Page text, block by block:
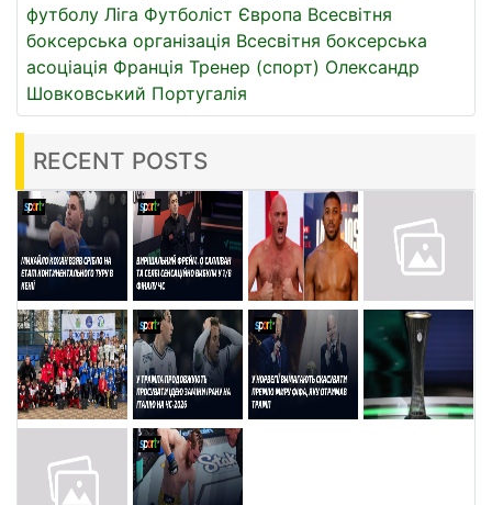
футболу Ліга Футболіст Європа Всесвітня
боксерська організація Всесвітня боксерська
асоціація Франція Тренер (спорт) Олександр
Шовковський Португалія
RECENT POSTS